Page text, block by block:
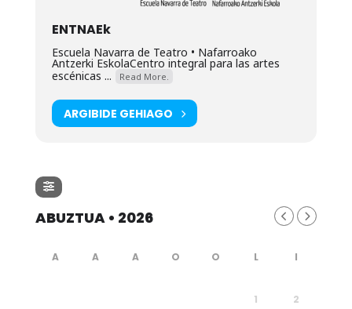
ENTNAEk
Escuela Navarra de Teatro • Nafarroako
Antzerki EskolaCentro integral para las artes
escénicas ...
Read More.
ARGIBIDE GEHIAGO
ABUZTUA • 2026
1 2